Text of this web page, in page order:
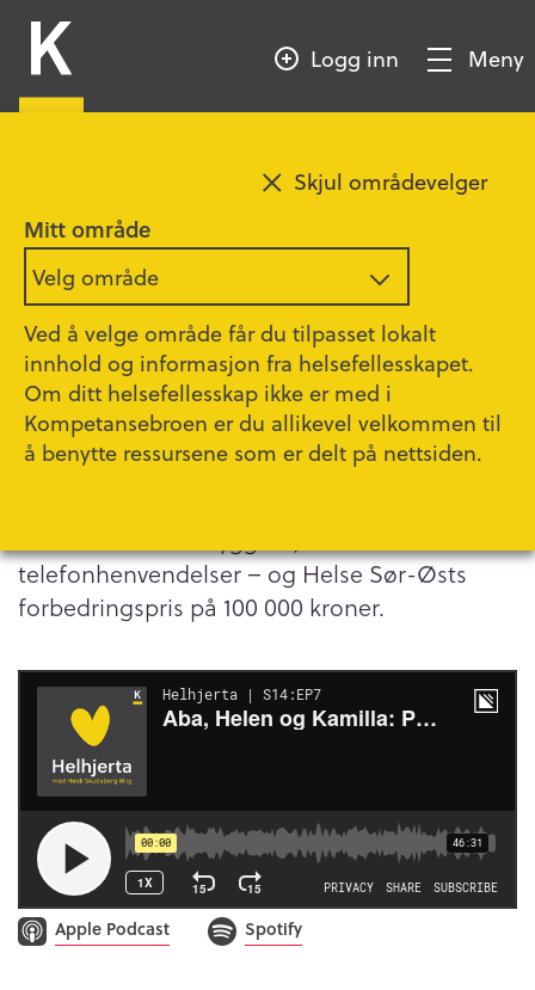
Mitt område
Velg område
Ved å velge område får du tilpasset lokalt
innhold og informasjon fra helsefellesskapet.
Om ditt helsefellesskap ikke er med i
Kompetansebroen er du allikevel velkommen til
å benytte ressursene som er delt på nettsiden.
Skjul områdevelger
HOVEDINNHOLD
KompetansebroenLogg inn
Vis/SkjulMeny
Aba, Helen og Kamilla:
Pårørende som ressurs – et løft
for pasientsikkerheten
46:31
Hematologisk avdeling ved Ahus har
systematisert samarbeidet med pårørende
telefonhenvendelser – og Helse Sør-Østs
forbedringspris på 100 000 kroner.
Apple Podcast Spotify